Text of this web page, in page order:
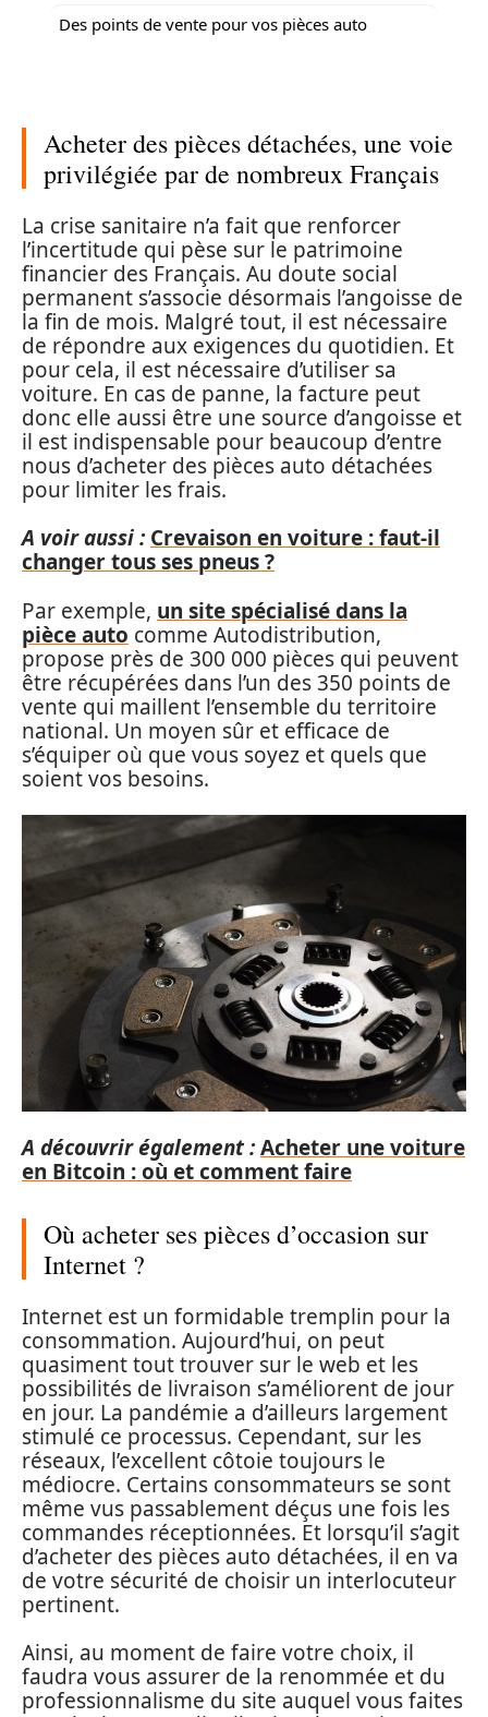
Des points de vente pour vos pièces auto
Acheter des pièces détachées, une voie
privilégiée par de nombreux Français
La crise sanitaire n’a fait que renforcer
l’incertitude qui pèse sur le patrimoine
financier des Français. Au doute social
permanent s’associe désormais l’angoisse de
la fin de mois. Malgré tout, il est nécessaire
de répondre aux exigences du quotidien. Et
pour cela, il est nécessaire d’utiliser sa
voiture. En cas de panne, la facture peut
donc elle aussi être une source d’angoisse et
il est indispensable pour beaucoup d’entre
nous d’acheter des pièces auto détachées
pour limiter les frais.
A voir aussi : Crevaison en voiture : faut-il
changer tous ses pneus ?
Par exemple, un site spécialisé dans la
pièce auto comme Autodistribution,
propose près de 300 000 pièces qui peuvent
être récupérées dans l’un des 350 points de
vente qui maillent l’ensemble du territoire
national. Un moyen sûr et efficace de
s’équiper où que vous soyez et quels que
soient vos besoins.
A découvrir également :Acheter une voiture
en Bitcoin : où et comment faire
Où acheter ses pièces d’occasion sur
Internet ?
Internet est un formidable tremplin pour la
consommation. Aujourd’hui, on peut
quasiment tout trouver sur le web et les
possibilités de livraison s’améliorent de jour
en jour. La pandémie a d’ailleurs largement
stimulé ce processus. Cependant, sur les
réseaux, l’excellent côtoie toujours le
médiocre. Certains consommateurs se sont
même vus passablement déçus une fois les
commandes réceptionnées. Et lorsqu’il s’agit
d’acheter des pièces auto détachées, il en va
de votre sécurité de choisir un interlocuteur
pertinent.
Ainsi, au moment de faire votre choix, il
faudra vous assurer de la renommée et du
professionnalisme du site auquel vous faites